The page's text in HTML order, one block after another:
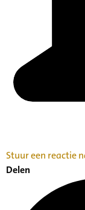
Stuur een reactie
Delen